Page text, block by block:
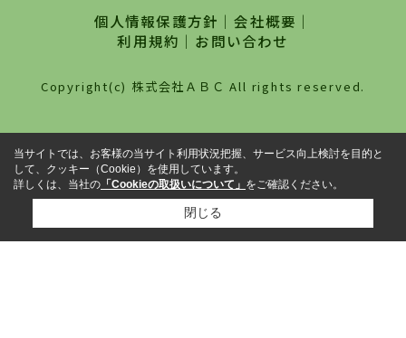
は、一度だけでは終わらない、お客様との末長い
お付き合いです。初めての一人暮らしから、就
職・ご結婚・売買物件の購入、などなど一生涯に
わたる、良きアドバイザーとして、地域に密着し
た営業スタイルで様々なお役立ちができればと強
わせください。
個人情報保護方針 ｜会社概要 ｜
利用規約 ｜ お問い合わせ
Copyright(c) 株式会社ＡＢＣ All rights reserved.
当サイトでは、お客様の当サイト利用状況把握、サービス向上検討を目的と
して、クッキー（Cookie）を使用しています。
詳しくは、当社の 「Cookieの取扱いについて」 をご確認ください。
閉じる